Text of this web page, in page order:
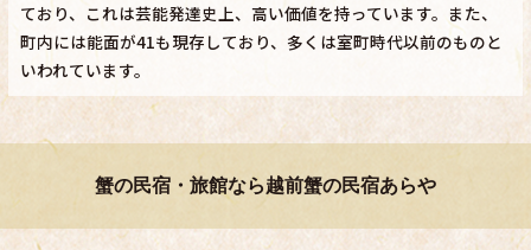
ており、これは芸能発達史上、高い価値を持っています。また、
町内には能面が41も現存しており、多くは室町時代以前のものと
いわれています。
蟹の民宿・旅館なら越前蟹の民宿あらや